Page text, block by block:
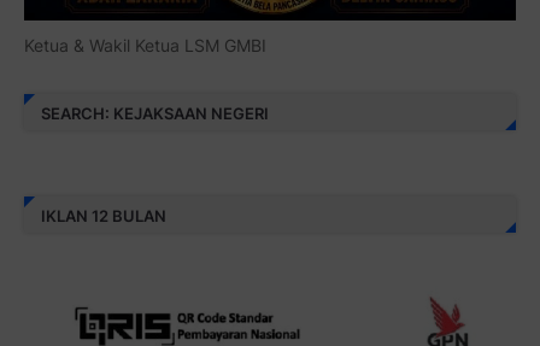
Ketua & Wakil Ketua LSM GMBI
SEARCH: KEJAKSAAN NEGERI
IKLAN 12 BULAN